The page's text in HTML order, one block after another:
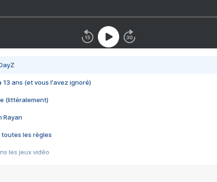
13 ans (et vous l'avez ignoré)
(littéralement)
Rayan
toutes les règles
les jeux vidéo